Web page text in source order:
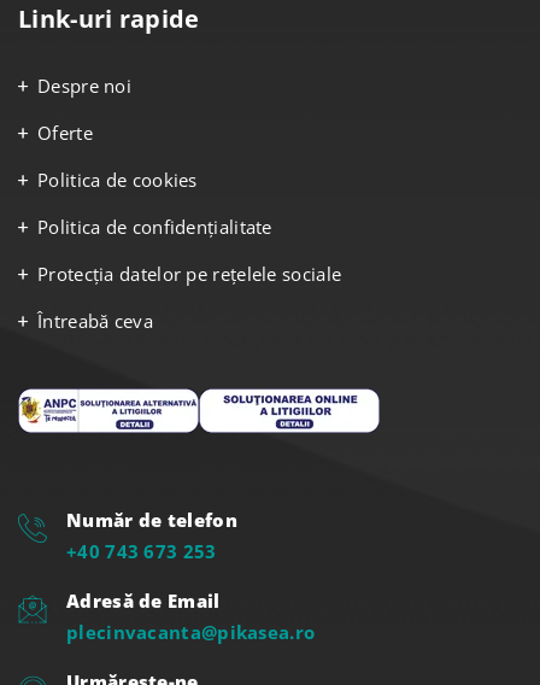
Link-uri rapide
Despre noi
Oferte
Politica de cookies
Politica de confidențialitate
Protecția datelor pe rețelele sociale
Întreabă ceva
Număr de telefon
+40 743 673 253
Adresă de Email
plecinvacanta@pikasea.ro